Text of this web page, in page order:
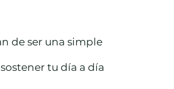
de ser una simple
tu día a día